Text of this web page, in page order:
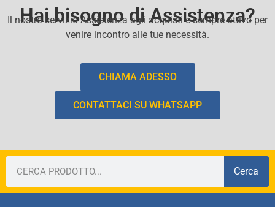
Hai bisogno di Assistenza?
Il nostro servizio Assistenza agli acquisti e sempre attivo per
venire incontro alle tue necessità.
CHIAMA ADESSO
CONTATTACI SU WHATSAPP
Cerca